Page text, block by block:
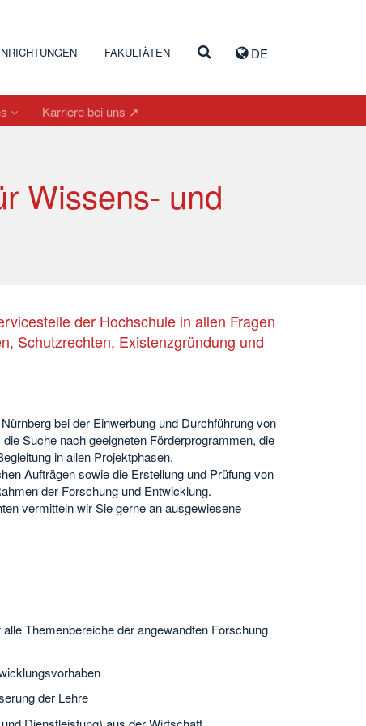
DE
FAKULTÄTEN
Karriere bei uns ↗
Wissens- und
der Hochschule in allen Fragen
Schutzrechten, Existenzgründung und
bei der Einwerbung und Durchführung von
Suche nach geeigneten Förderprogrammen, die
in allen Projektphasen.
Aufträgen sowie die Erstellung und Prüfung von
der Forschung und Entwicklung.
vermitteln wir Sie gerne an ausgewiesene
Themenbereiche der angewandten Forschung
der Lehre